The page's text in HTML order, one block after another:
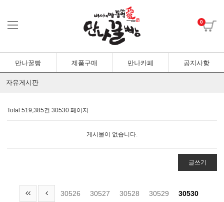
0
만나꿀빵 제품구매 만나카페 공지사항
자유게시판
Total 519,385건 30530 페이지
게시물이 없습니다.
글쓰기
30526 30527 30528 30529
30530